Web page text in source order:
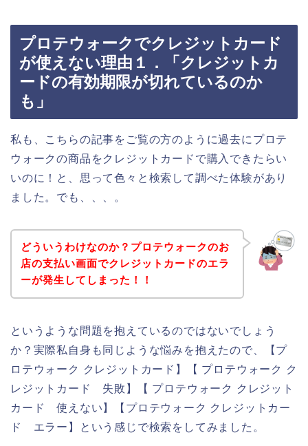
プロテウォークでクレジットカード
が使えない理由１．「クレジットカ
ードの有効期限が切れているのか
も」
私も、こちらの記事をご覧の方のように過去にプロテ
ウォークの商品をクレジットカードで購入できたらい
いのに！と、思って色々と検索して調べた体験があり
ました。でも、、、。
どういうわけなのか？プロテウォークのお
店の支払い画面でクレジットカードのエラ
ーが発生してしまった！！
というような問題を抱えているのではないでしょう
か？実際私自身も同じような悩みを抱えたので、【プ
ロテウォーク クレジットカード】【 プロテウォーク ク
レジットカード 失敗】【 プロテウォーク クレジット
カード 使えない】【プロテウォーク クレジットカー
ド エラー】という感じで検索をしてみました。